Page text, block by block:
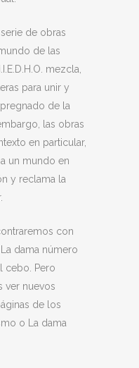
de obras
de las
mezcla,
para unir y
de la
las obras
en particular,
un mundo en
y reclama la
con
dama número
cebo. Pero
ver nuevos
de los
o La dama